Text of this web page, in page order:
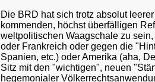
Die BRD hat sich trotz absolut
kommenden, höchst überfälligen
weltpolitischen Waagschale zu
oder Frankreich oder gegen die
Spanien, etc.) oder Amerika (aha,
Sitz mit den "wichtigen", neuen
hegemonialer